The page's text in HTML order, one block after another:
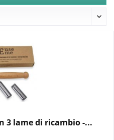
3 lame di ricambio -...